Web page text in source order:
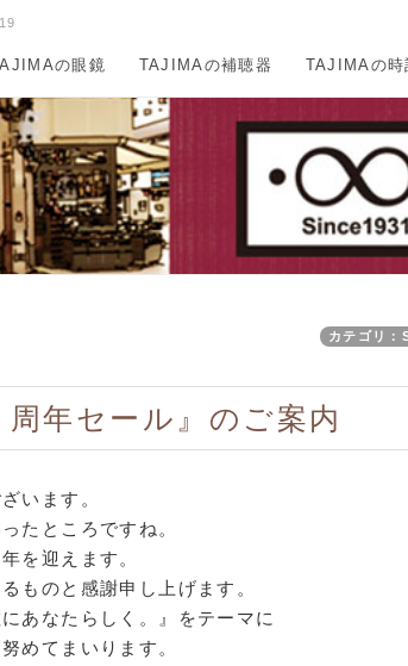
の眼鏡 TAJIMAの補聴器 TAJIMAの時
カテゴリ：
年セール』のご案内
います。
たところですね。
を迎えます。
ものと感謝申し上げます。
あなたらしく。』をテーマに
めてまいります。